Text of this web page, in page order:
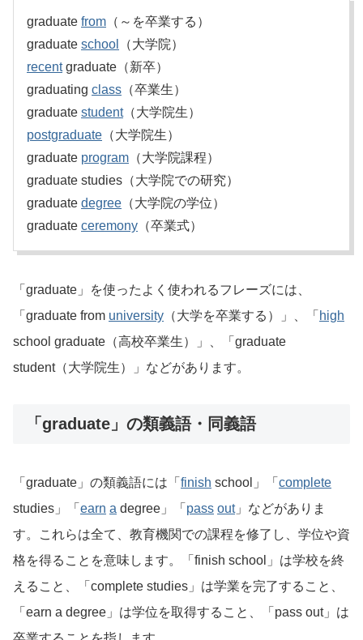
graduate from （～を卒業する）
graduate school
（大学院）
recentgraduate（新卒）
graduating class （卒業生）
graduate student（大学院生）
postgraduate （大学院生）
graduate program （大学院課程）
graduate studies（大学院での研究）
graduate degree （大学院の学位）
graduate ceremony （卒業式）
「graduate」を使ったよく使われるフレーズには、
「graduate from university （大学を卒業する）」、「 high
school graduate（高校卒業生）」、「graduate
student（大学院生）」などがあります。
「graduate」の類義語・同義語
「graduate」の類義語には「 finish school」「 complete
studies」「 earn a degree」「 pass out」などがありま
す。これらは全て、教育機関での課程を修了し、学位や資
格を得ることを意味します。「finish school」は学校を終
えること、「complete studies」は学業を完了すること、
「earn a degree」は学位を取得すること、「pass out」は